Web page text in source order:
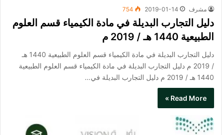
مشرف 2019-01-14
754
دليل التجارب البديلة في مادة الكيمياء قسم العلوم
الطبيعية 1440 هـ / 2019 م
دليل التجارب البديلة في مادة الكيمياء قسم العلوم الطبيعية 1440 هـ
/ 2019 م دليل التجارب البديلة في مادة الكيمياء قسم العلوم الطبيعية
1440 هـ / 2019 م دليل التجارب البديلة في…
Read More »